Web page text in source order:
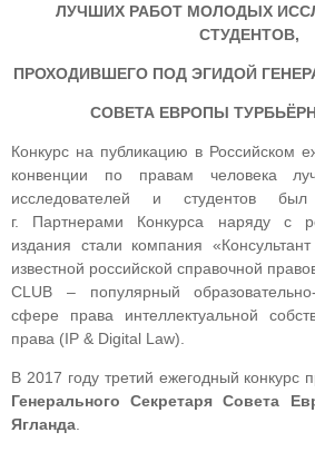
ЛУЧШИХ РАБОТ МОЛОДЫХ
СТУДЕНТОВ,
ПРОХОДИВШЕГО ПОД ЭГИДОЙ
СОВЕТА ЕВРОПЫ
Конкурс на публикацию в Российском
конвенции по правам человека
исследователей и студентов
г. Партнерами Конкурса наряду с
издания стали компания
известной российской справочной
CLUB – популярный
сфере права интеллектуальной
права (IP & Digital Law).
В 2017 году третий ежегодный конкурс
Генерального Секретаря Совета
Ягланда